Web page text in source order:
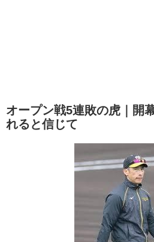
オープン戦5連敗の虎｜開
れると信じて